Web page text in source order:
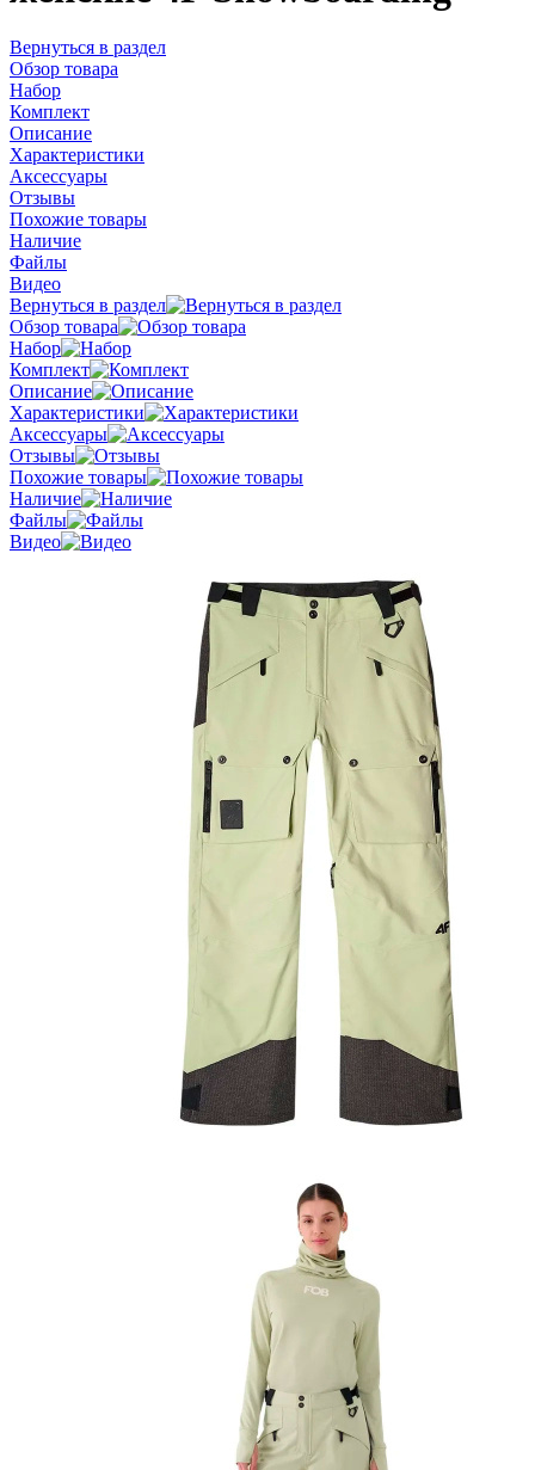
Вернуться в раздел
Обзор товара
Набор
Комплект
Описание
Характеристики
Аксессуары
Отзывы
Похожие товары
Наличие
Файлы
Видео
Вернуться в раздел
Обзор товара
Набор
Комплект
Описание
Характеристики
Аксессуары
Отзывы
Похожие товары
Наличие
Файлы
Видео